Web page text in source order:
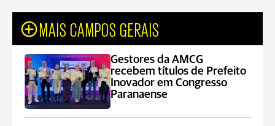
MAIS CAMPOS GERAIS
Gestores da AMCG
recebem títulos de Prefeito
Inovador em Congresso
Paranaense